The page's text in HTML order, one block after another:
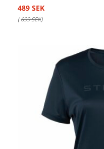
489 SEK
(699 SEK)